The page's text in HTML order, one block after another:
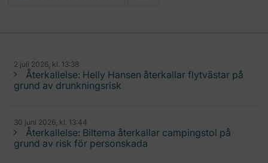
2 juli 2026, kl. 13:38
Återkallelse: Helly Hansen återkallar flytvästar på
grund av drunkningsrisk
30 juni 2026, kl. 13:44
Återkallelse: Biltema återkallar campingstol på
grund av risk för personskada